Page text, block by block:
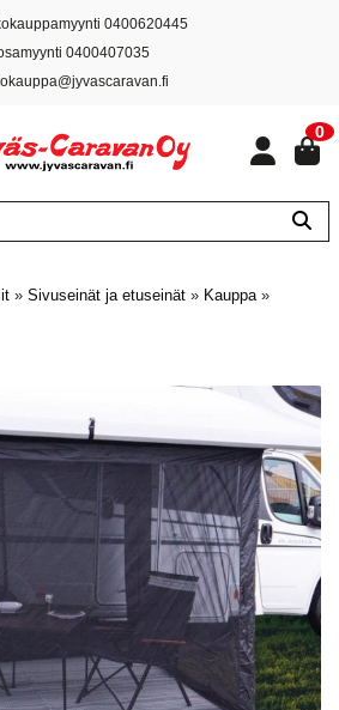
0400620445
0400407035
0
» Sivuseinät ja etuseinät » Kauppa»